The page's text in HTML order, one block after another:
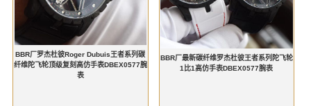
BBR厂罗杰杜彼Roger Dubuis王者系列碳
纤维陀飞轮顶级复刻高仿手表DBEX0577腕
表
BBR厂最新碳纤维罗杰杜彼王者系列陀飞轮
1比1高仿手表DBEX0577腕表